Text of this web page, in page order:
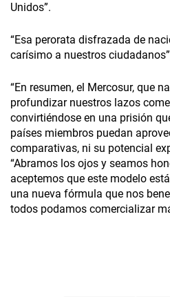
Unidos”.
“Esa perorata disfrazada de
carísimo a nuestros
“En resumen, el Mercosur, que
profundizar nuestros lazos
convirtiéndose en una prisión
países miembros puedan
comparativas, ni su potencial
“Abramos los ojos y seamos
aceptemos que este modelo
una nueva fórmula que nos
todos podamos comercializar